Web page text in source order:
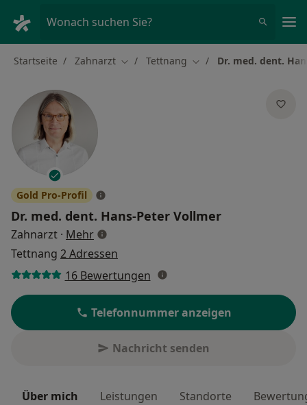
Wonach suchen Sie?
Startseite Zahnarzt Stadt ändern
Tettnang Stadt ändern
Dr. med. dent.
Gold Pro-Profil
Dr. med. dent. Hans-Peter Vollmer
Zahnarzt · Mehrüber Spezialisierungen
Tettnang 2 Adressen
16 Bewertungen
Telefonnummer anzeigen
Nachricht senden
Über mich Leistungen Standorte